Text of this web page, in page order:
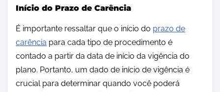
Início do Prazo de Carência
É importante ressaltar que o início do prazo de
carência para cada tipo de procedimento é
contado a partir da data de início da vigência do
plano. Portanto, um dado de início de vigência é
crucial para determinar quando você poderá